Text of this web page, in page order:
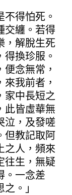
得怕死。
交纏。若得
，解脫生死
換珍服。
念無常，
我前者，
家中長短之
此皆虛華無
泣，及發嗟
但教記取阿
之人，頻來
往生，無疑
。一念差
。」